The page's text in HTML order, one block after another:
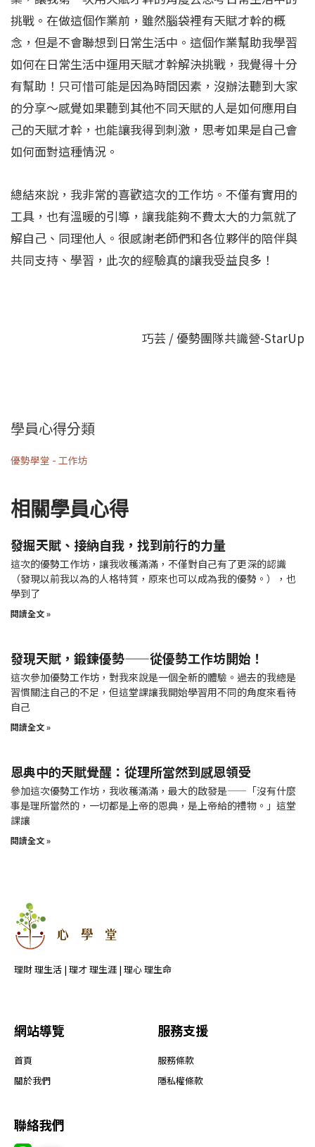
挑戰。在做這個作業前，雖然腦袋裡有天賦才幹的概
念，但是不會聯想到日常生活中。這個作業幫助我學習
如何在日常生活中運用天賦才幹解決挑戰，我覺得十分
有幫助！只可惜可能是因為時間因素，沒辦法聽到大家
的分享～感覺如果聽到其他不同天賦的人是如何應用自
己的天賦才幹，也能讓我得到刺激，思考如果是自己會
如何面對這種情況。
總結來說，我非常的喜歡這次的工作坊。不僅有實用的
工具，也有溫暖的引導，讓我能夠不費太大的力氣就了
解自己、同理他人。很感謝老師們和各位夥伴的陪伴與
共同支持、學習，此次的經驗真的讓我受益良多！
巧芸 / 優勢團隊共識營-StarUp
學員心得分類
優勢學堂 - 工作坊
相關學員心得
發掘天賦、接納自我，找到前行的力量
這次的優勢工作坊，讓我收穫滿滿，不僅對自己有了更深的認識
（發現以前我以為的人格特質，原來也可以成為我的優勢。），也
學到了
閱讀全文 »
發現天賦，鍛鍊優勢——從優勢工作坊開始！
這次參加優勢工作坊，對我來說是一個全新的體驗。過去的我總是
習慣關注自己的不足，但這堂課讓我開始學習用不同的角度來看待
自己
閱讀全文 »
恩典中的天賦覺醒：從理所當然到感恩領受
參加這次優勢工作坊，我收穫滿滿，最大的啟發是——「沒有什麼
事是理所當然的，一切都是上帝的恩典，是上帝給的禮物。」這堂
課讓
閱讀全文 »
理財 理生活 | 理才 理生涯 | 理心 理生命
網站導覽
首頁
關於我們
服務支援
服務條款
隱私權條款
聯絡我們